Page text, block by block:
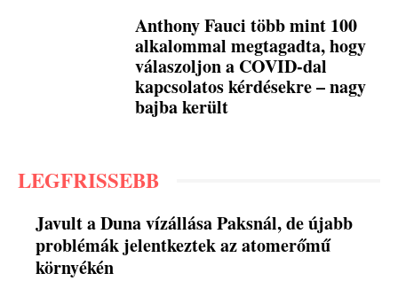
Anthony Fauci több mint 100
alkalommal megtagadta, hogy
válaszoljon a COVID-dal
kapcsolatos kérdésekre – nagy
bajba került
LEGFRISSEBB
Javult a Duna vízállása Paksnál, de újabb
problémák jelentkeztek az atomerőmű
környékén